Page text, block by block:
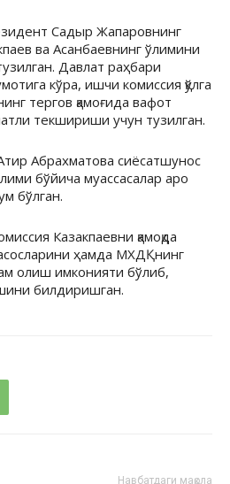
Садыр Жапаровнинг
ва Асанбаевнинг ўлимини
Давлат раҳбари
кўра, ишчи комиссия қўлга
тергов қамоғида вафот
текшириши учун тузилган.
Абрахматова сиёсатшунос
бўйича муассасалар аро
бўлган.
Казакпаевни қамоқда
ҳамда МХДҚнинг
олиш имконияти бўлиб,
билдиришган.
Навбатдаги мақола